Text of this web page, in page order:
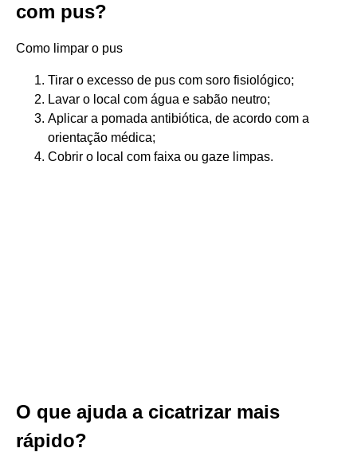
com pus?
Como limpar o pus
Tirar o excesso de pus com soro fisiológico;
Lavar o local com água e sabão neutro;
Aplicar a pomada antibiótica, de acordo com a
orientação médica;
Cobrir o local com faixa ou gaze limpas.
O que ajuda a cicatrizar mais
rápido?